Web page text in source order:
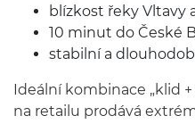
blízkost řeky Vltavy
10 minut do České
stabilní a
Ideální kombinace „klid
na retailu prodává